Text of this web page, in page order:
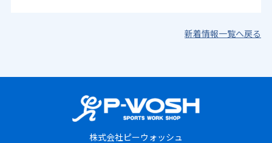
新着情報一覧へ戻る
株式会社ピーウォッシュ